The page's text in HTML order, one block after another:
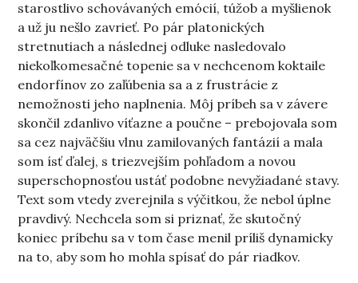
starostlivo schovávaných emócií, túžob a myšlienok
a už ju nešlo zavrieť. Po pár platonických
stretnutiach a následnej odluke nasledovalo
niekoľkomesačné topenie sa v nechcenom koktaile
endorfínov zo zaľúbenia sa a z frustrácie z
nemožnosti jeho naplnenia. Môj príbeh sa v závere
skončil zdanlivo víťazne a poučne – prebojovala som
sa cez najväčšiu vlnu zamilovaných fantázií a mala
som ísť ďalej, s triezvejším pohľadom a novou
superschopnosťou ustáť podobne nevyžiadané stavy.
Text som vtedy zverejnila s výčitkou, že nebol úplne
pravdivý. Nechcela som si priznať, že skutočný
koniec príbehu sa v tom čase menil príliš dynamicky
na to, aby som ho mohla spísať do pár riadkov.